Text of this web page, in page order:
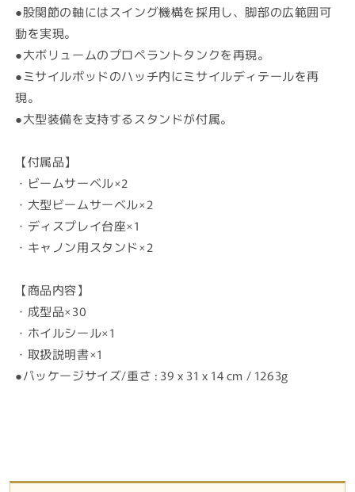
量
を
減
す
量
増
す
●股関節の軸にはスイング機構を採用し、脚部の広範囲可
動を実現。
●大ボリュームのプロペラントタンクを再現。
●ミサイルポッドのハッチ内にミサイルディテールを再
現。
●大型装備を支持するスタンドが付属。
【付属品】
・ビームサーベル×2
・大型ビームサーベル×2
・ディスプレイ台座×1
・キャノン用スタンド×2
【商品内容】
・成型品×30
・ホイルシール×1
・取扱説明書×1
●パッケージサイズ/重さ : 39 x 31 x 14 cm / 1263g